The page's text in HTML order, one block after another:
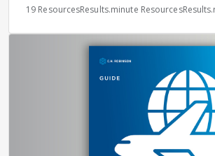
19 ResourcesResults.minute